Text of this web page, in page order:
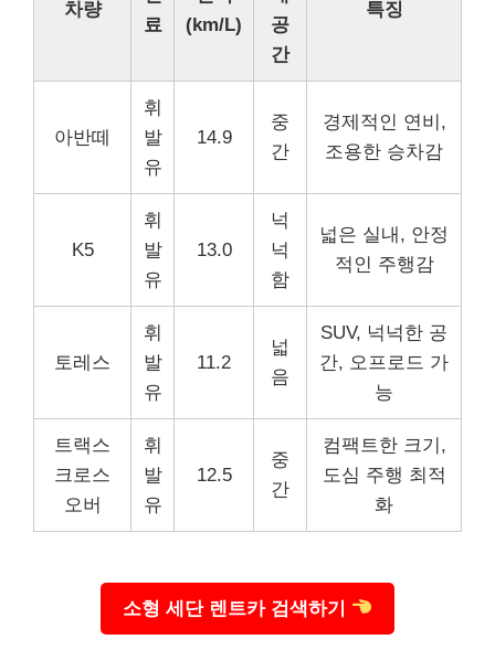
차량
료
(km/L)
공
간
특징
아반떼
휘
발
유
14.9
중
간
경제적인 연비,
조용한 승차감
K5
휘
발
유
13.0
넉
넉
함
넓은 실내, 안정
적인 주행감
토레스
휘
발
유
11.2
넓
음
SUV, 넉넉한 공
간, 오프로드 가
능
트랙스
크로스
오버
휘
발
유
12.5
중
간
컴팩트한 크기,
도심 주행 최적
화
소형 세단 렌트카 검색하기